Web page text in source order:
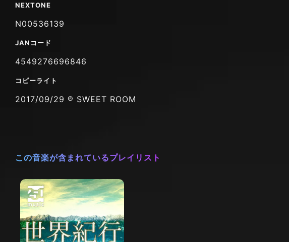
NEXTONE
N00536139
JANコード
4549276696846
コピーライト
2017/09/29 ℗ SWEET ROOM
この音楽が含まれているプレイリスト